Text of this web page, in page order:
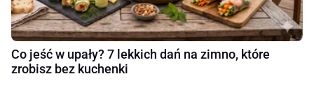
Co jeść w upały? 7 lekkich dań na zimno, które
zrobisz bez kuchenki